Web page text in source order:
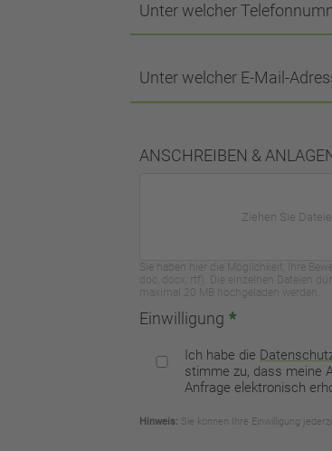
Unter welcher
Unter welcher E-Mail-
ANSCHREIBEN &
Ziehen Sie
Sie haben hier die Möglichkeit, Ihre
doc, docx, rtf). Die einzelnen Dateien
maximal 20 MB hochgeladen werden.
Einwilligung *
Ich habe die
stimme zu, dass meine
Anfrage elektronisch
Hinweis: Sie können Ihre Einwilligung